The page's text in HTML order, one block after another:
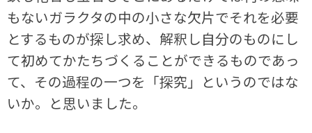
もないガラクタの中の小さな欠片でそれを必要
とするものが探し求め、解釈し自分のものにし
て初めてかたちづくることができるものであっ
て、その過程の一つを「探究」というのではな
いか。と思いました。